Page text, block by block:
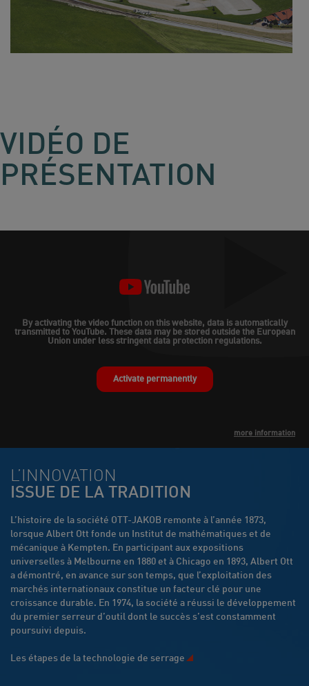
VIDÉO DE
PRÉSENTATION
By activating the video function on this website, data is automatically
transmitted to YouTube. These data may be stored outside the European
Union under less stringent data protection regulations.
Activate permanently
more information
L’INNOVATION
ISSUE DE LA TRADITION
L’histoire de la société OTT-JAKOB remonte à l’année 1873,
lorsque Albert Ott fonde un Institut de mathématiques et de
mécanique à Kempten. En participant aux expositions
universelles à Melbourne en 1880 et à Chicago en 1893, Albert Ott
a démontré, en avance sur son temps, que l’exploitation des
marchés internationaux constitue un facteur clé pour une
croissance durable. En 1974, la société a réussi le développement
du premier serreur d’outil dont le succès s’est constamment
poursuivi depuis.
Les étapes de la technologie de serrage